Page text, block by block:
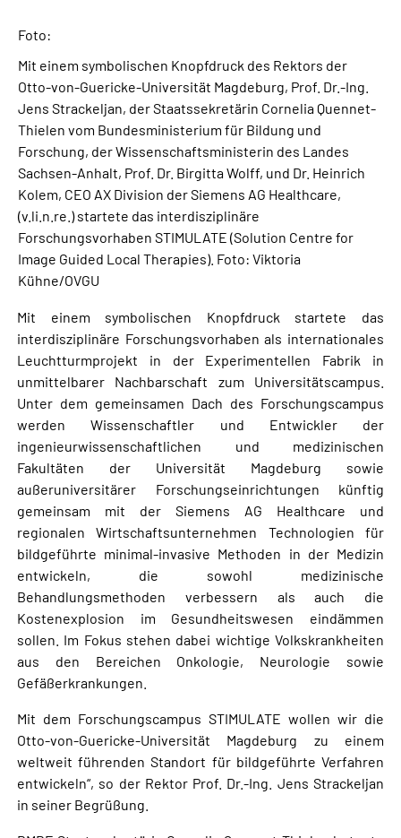
Foto:
Mit einem symbolischen Knopfdruck des Rektors der
Otto-von-Guericke-Universität Magdeburg, Prof. Dr.-Ing.
Jens Strackeljan, der Staatssekretärin Cornelia Quennet-
Thielen vom Bundesministerium für Bildung und
Forschung, der Wissenschaftsministerin des Landes
Sachsen-Anhalt, Prof. Dr. Birgitta Wolff, und Dr. Heinrich
Kolem, CEO AX Division der Siemens AG Healthcare,
(v.li.n.re.) startete das interdisziplinäre
Forschungsvorhaben STIMULATE (Solution Centre for
Image Guided Local Therapies). Foto: Viktoria
Kühne/OVGU
Mit einem symbolischen Knopfdruck startete das
interdisziplinäre Forschungsvorhaben als internationales
Leuchtturmprojekt in der Experimentellen Fabrik in
unmittelbarer Nachbarschaft zum Universitätscampus.
Unter dem gemeinsamen Dach des Forschungscampus
werden Wissenschaftler und Entwickler der
ingenieurwissenschaftlichen und medizinischen
Fakultäten der Universität Magdeburg sowie
außeruniversitärer Forschungseinrichtungen künftig
gemeinsam mit der Siemens AG Healthcare und
regionalen Wirtschaftsunternehmen Technologien für
bildgeführte minimal-invasive Methoden in der Medizin
entwickeln, die sowohl medizinische
Behandlungsmethoden verbessern als auch die
Kostenexplosion im Gesundheitswesen eindämmen
sollen. Im Fokus stehen dabei wichtige Volkskrankheiten
aus den Bereichen Onkologie, Neurologie sowie
Gefäßerkrankungen.
Mit dem Forschungscampus STIMULATE wollen wir die
Otto-von-Guericke-Universität Magdeburg zu einem
weltweit führenden Standort für bildgeführte Verfahren
entwickeln“, so der Rektor Prof. Dr.-Ing. Jens Strackeljan
in seiner Begrüßung.